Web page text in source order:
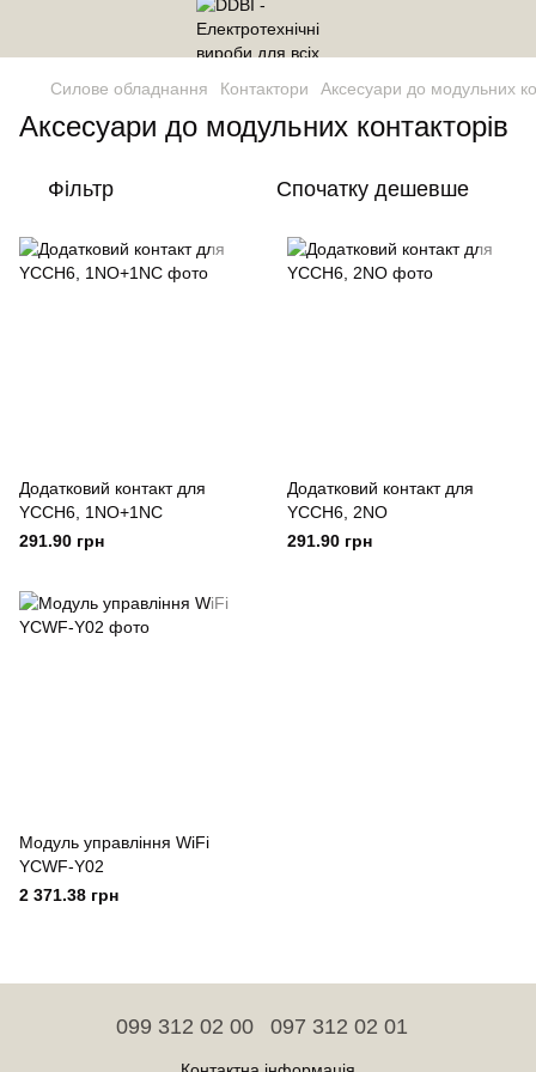
Силове обладнання Контактори Аксесуари до модульних
Аксесуари до модульних контакторів
Фільтр Спочатку дешевше
Додатковий контакт для
YCCH6, 1NO+1NC
291.90 грн
Додатковий контакт для
YCCH6, 2NO
291.90 грн
Модуль управління WiFi
YCWF-Y02
2 371.38 грн
099 312 02 00 097 312 02 01